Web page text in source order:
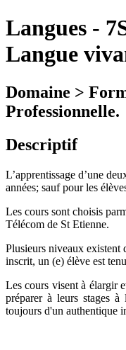
Langues -
Langue
Domaine >
Professionnelle.
Descriptif
L’apprentissage d’une
années; sauf pour les
Les cours sont choisis
Télécom de St Etienne.
Plusieurs niveaux existent
inscrit, un (e) élève est
Les cours visent à élargir
préparer à leurs stages
toujours d'un authentique